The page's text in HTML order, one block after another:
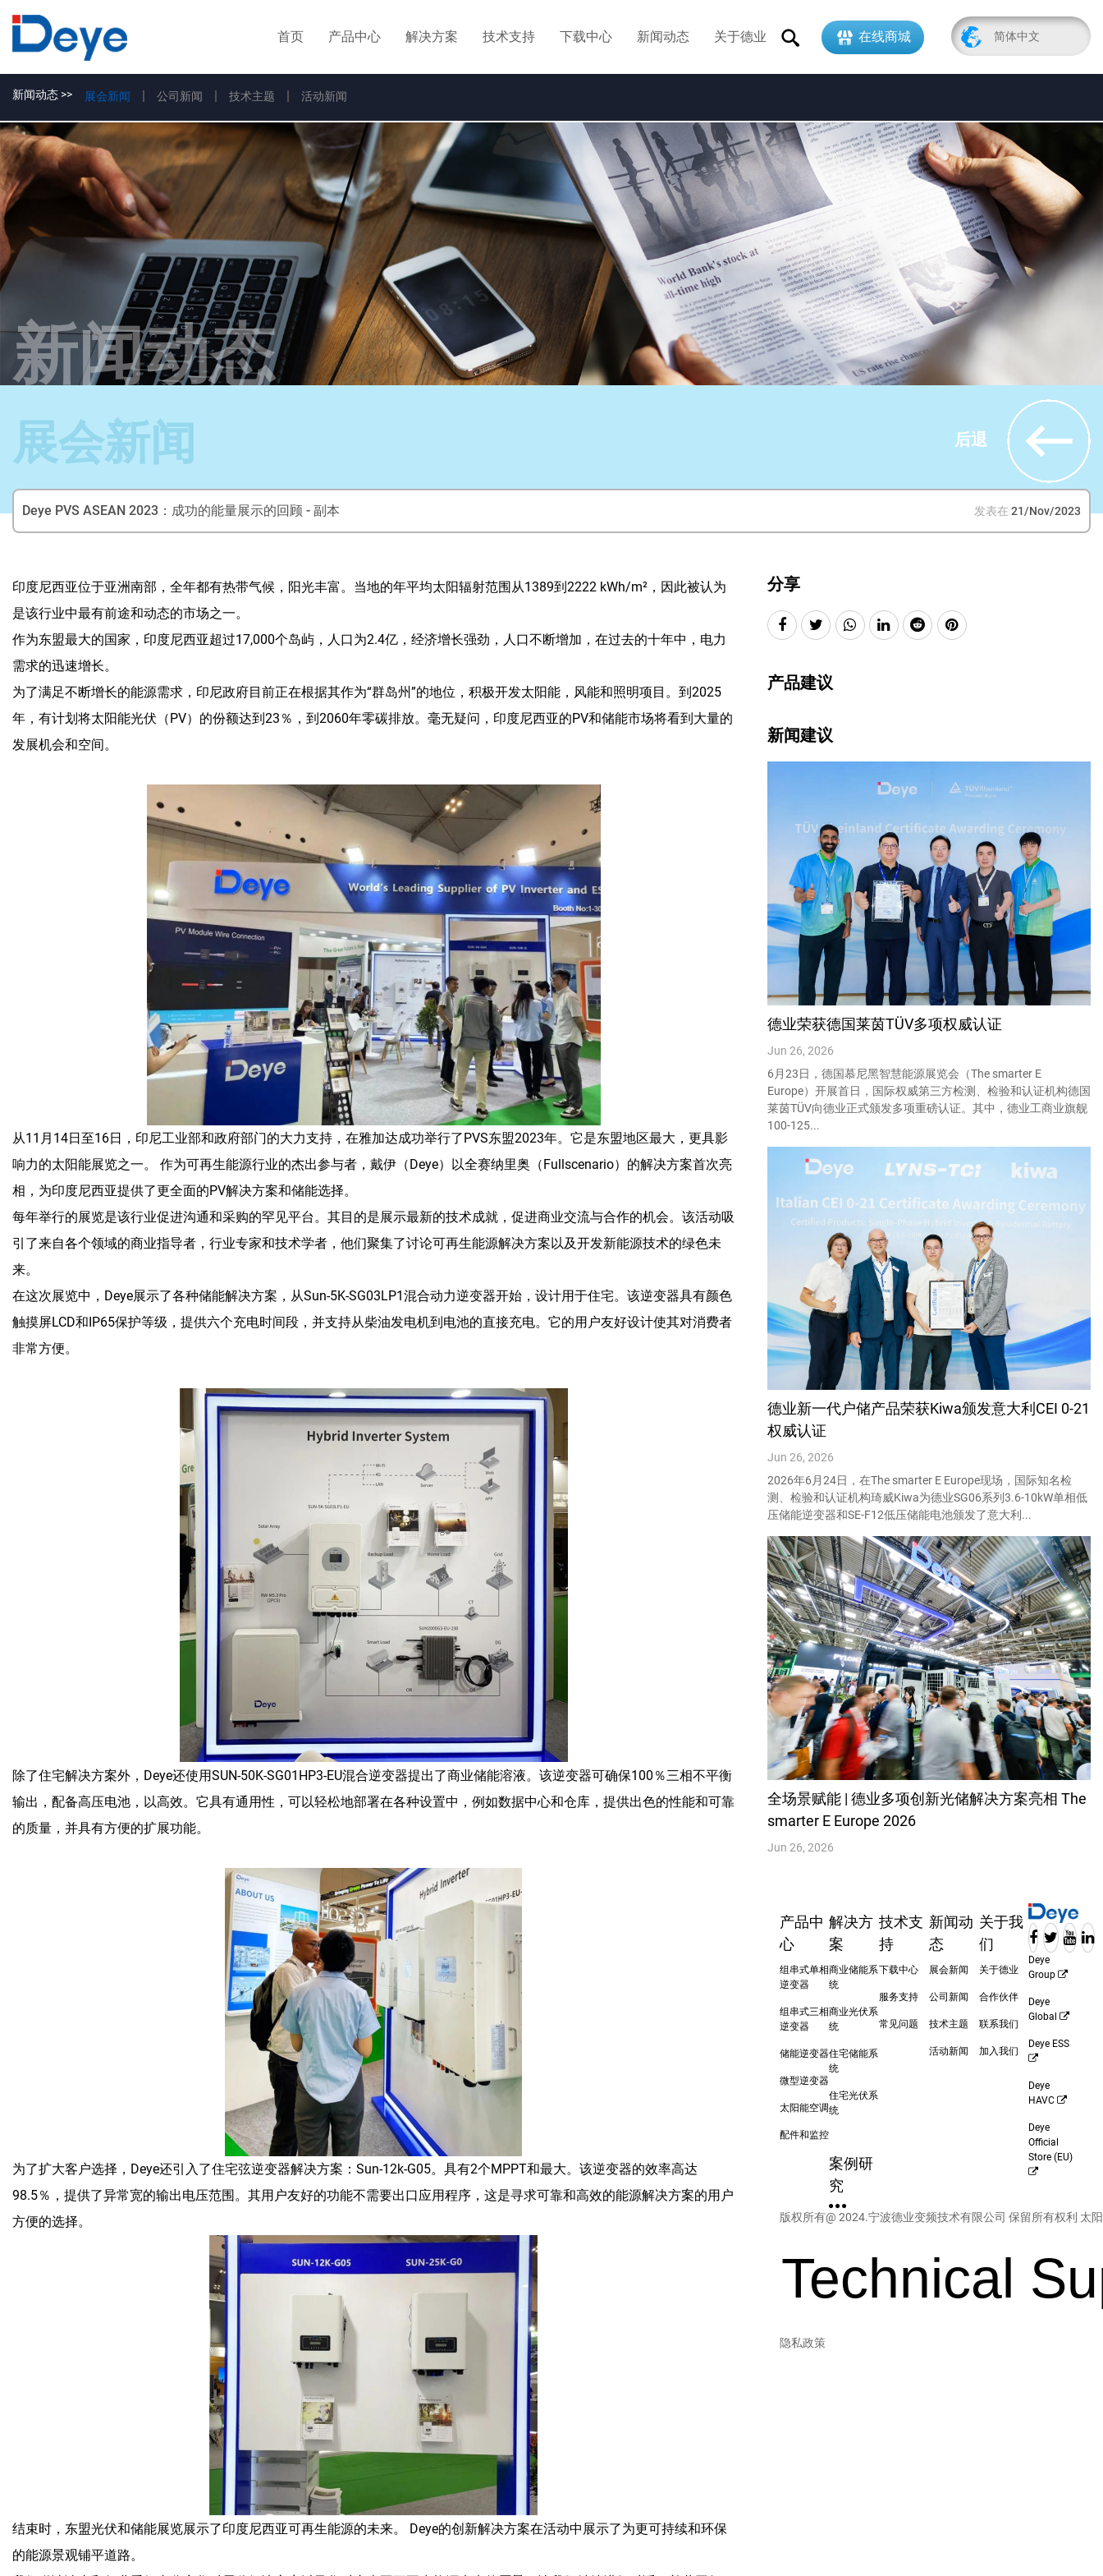
首页 产品中心 解决方案 技术支持 下载中心 新闻动态 关于德业 在线商城 简体中文
新闻动态 >> 展会新闻 公司新闻 技术主题 活动新闻
新闻动态
展会新闻 后退
Deye PVS ASEAN 2023：成功的能量展示的回顾 - 副本 发表在 21/Nov/2023
印度尼西亚位于亚洲南部，全年都有热带气候，阳光丰富。当地的年平均太阳辐射范围从1389到2222 kWh/m²，因此被认为
是该行业中最有前途和动态的市场之一。
作为东盟最大的国家，印度尼西亚超过17,000个岛屿，人口为2.4亿，经济增长强劲，人口不断增加，在过去的十年中，电力
需求的迅速增长。
为了满足不断增长的能源需求，印尼政府目前正在根据其作为“群岛州”的地位，积极开发太阳能，风能和照明项目。到2025
年，有计划将太阳能光伏（PV）的份额达到23％，到2060年零碳排放。毫无疑问，印度尼西亚的PV和储能市场将看到大量的
发展机会和空间。
从11月14日至16日，印尼工业部和政府部门的大力支持，在雅加达成功举行了PVS东盟2023年。它是东盟地区最大，更具影
响力的太阳能展览之一。 作为可再生能源行业的杰出参与者，戴伊（Deye）以全赛纳里奥（Fullscenario）的解决方案首次亮
相，为印度尼西亚提供了更全面的PV解决方案和储能选择。
每年举行的展览是该行业促进沟通和采购的罕见平台。其目的是展示最新的技术成就，促进商业交流与合作的机会。该活动吸
引了来自各个领域的商业指导者，行业专家和技术学者，他们聚集了讨论可再生能源解决方案以及开发新能源技术的绿色未
来。
在这次展览中，Deye展示了各种储能解决方案，从Sun-5K-SG03LP1混合动力逆变器开始，设计用于住宅。该逆变器具有颜色
触摸屏LCD和IP65保护等级，提供六个充电时间段，并支持从柴油发电机到电池的直接充电。它的用户友好设计使其对消费者
非常方便。
除了住宅解决方案外，Deye还使用SUN-50K-SG01HP3-EU混合逆变器提出了商业储能溶液。该逆变器可确保100％三相不平衡
输出，配备高压电池，以高效。它具有通用性，可以轻松地部署在各种设置中，例如数据中心和仓库，提供出色的性能和可靠
的质量，并具有方便的扩展功能。
为了扩大客户选择，Deye还引入了住宅弦逆变器解决方案：Sun-12k-G05。具有2个MPPT和最大。该逆变器的效率高达
98.5％，提供了异常宽的输出电压范围。其用户友好的功能不需要出口应用程序，这是寻求可靠和高效的能源解决方案的用户
方便的选择。
结束时，东盟光伏和储能展览展示了印度尼西亚可再生能源的未来。 Deye的创新解决方案在活动中展示了为更可持续和环保
的能源景观铺平道路。
分享
产品建议
新闻建议
德业荣获德国莱茵TÜV多项权威认证
Jun 26, 2026
6月23日，德国慕尼黑智慧能源展览会（The smarter E
Europe）开展首日，国际权威第三方检测、检验和认证机构德国
莱茵TÜV向德业正式颁发多项重磅认证。其中，德业工商业旗舰
100-125...
德业新一代户储产品荣获Kiwa颁发意大利CEI 0-21
权威认证
Jun 26, 2026
2026年6月24日，在The smarter E Europe现场，国际知名检
测、检验和认证机构琦威Kiwa为德业SG06系列3.6-10kW单相低
压储能逆变器和SE-F12低压储能电池颁发了意大利...
全场景赋能 | 德业多项创新光储解决方案亮相 The
smarter E Europe 2026
Jun 26, 2026
产品中
心
组串式单相
逆变器
组串式三相
逆变器
储能逆变器
微型逆变器
太阳能空调
配件和监控
解决方
案
商业储能系
统
商业光伏系
统
住宅储能系
统
住宅光伏系
统
案例研
究
技术支
持
下载中心
服务支持
常见问题
新闻动
态
展会新闻
公司新闻
技术主题
活动新闻
关于我
们
关于德业
合作伙伴
联系我们
加入我们
Deye
Group
Deye
Global
Deye ESS
Deye
HAVC
Deye
Official
Store (EU)
版权所有@ 2024.宁波德业变频技术有限公司 保留所有权利 太
Technical
隐私政策